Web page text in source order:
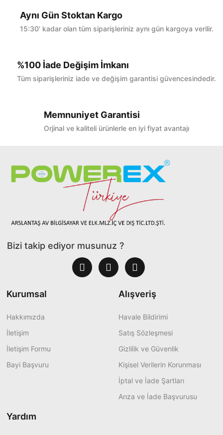
Aynı Gün Stoktan Kargo
15:30' kadar olan tüm siparişleriniz aynı gün kargoya verilir.
%100 İade Değişim İmkanı
Tüm siparişleriniz iade ve değişim garantisi güvencesindedir.
Memnuniyet Garantisi
Orjinal ve kaliteli ürünlerle en iyi fiyat avantajı
Bizi takip ediyor musunuz ?
Kurumsal
Hakkımızda
İletişim
İletişim Formu
Bayi Başvuru
Alışveriş
Havale Bildirimi
Satış Sözleşmesi
Gizlilik ve Güvenlik
Kişisel Verilerin Korunması
İptal ve İade Şartları
Arıza ve İade Başvurusu
Yardım